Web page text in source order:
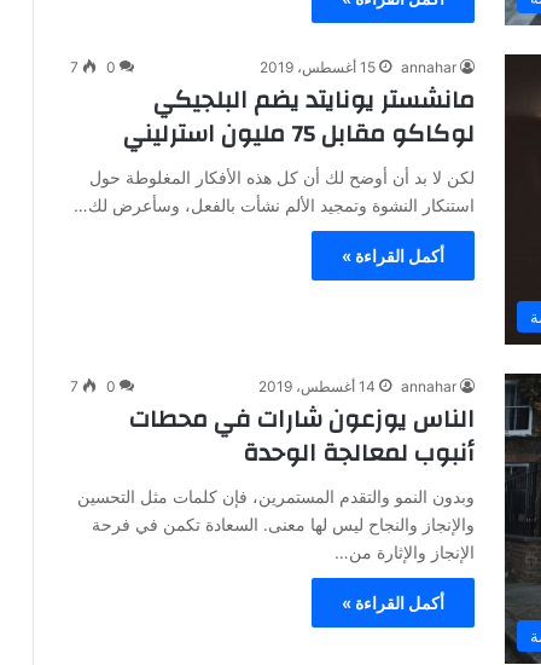
annahar 15 أغسطس، 2019 0
7
مانشستر يونايتد يضم البلجيكي
لوكاكو مقابل 75 مليون استرليني
لكن لا بد أن أوضح لك أن كل هذه الأفكار المغلوطة حول
استنكار النشوة وتمجيد الألم نشأت بالفعل، وسأعرض لك…
أكمل القراءة »
annahar 14 أغسطس، 2019 0
7
الناس يوزعون شارات في محطات
أنبوب لمعالجة الوحدة
وبدون النمو والتقدم المستمرين، فإن كلمات مثل التحسين
والإنجاز والنجاح ليس لها معنى. السعادة تكمن في فرحة
الإنجاز والإثارة من…
أكمل القراءة »